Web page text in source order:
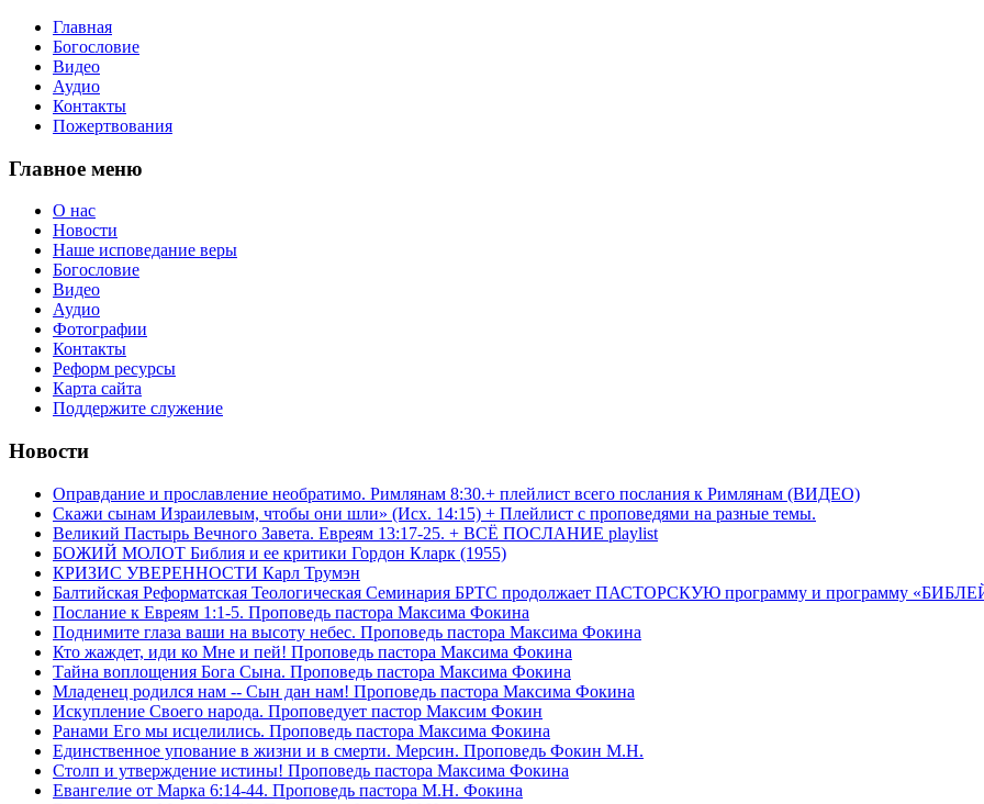
Главная
Богословие
Видео
Аудио
Контакты
Пожертвования
Главное меню
О нас
Новости
Наше исповедание веры
Богословие
Видео
Аудио
Фотографии
Контакты
Реформ ресурсы
Карта сайта
Поддержите служение
Новости
Оправдание и прославление необратимо. Римлянам 8:30.+ плейлист всего послания к Римлянам (ВИДЕО)
Скажи сынам Израилевым, чтобы они шли» (Исх. 14:15) + Плейлист с проповедями на разные темы.
Великий Пастырь Вечного Завета. Евреям 13:17-25. + ВСЁ ПОСЛАНИЕ playlist
БОЖИЙ МОЛОТ Библия и ее критики Гордон Кларк (1955)
КРИЗИС УВЕРЕННОСТИ Карл Трумэн
Балтийская Реформатская Теологическая Семинария БРТС продолжает ПАСТОРСКУЮ программу и программу
Послание к Евреям 1:1-5. Проповедь пастора Максима Фокина
Поднимите глаза ваши на высоту небес. Проповедь пастора Максима Фокина
Кто жаждет, иди ко Мне и пей! Проповедь пастора Максима Фокина
Тайна воплощения Бога Сына. Проповедь пастора Максима Фокина
Младенец родился нам -- Сын дан нам! Проповедь пастора Максима Фокина
Искупление Своего народа. Проповедует пастор Максим Фокин
Ранами Его мы исцелились. Проповедь пастора Максима Фокина
Единственное упование в жизни и в смерти. Мерсин. Проповедь Фокин М.Н.
Столп и утверждение истины! Проповедь пастора Максима Фокина
Евангелие от Марка 6:14-44. Проповедь пастора М.Н. Фокина